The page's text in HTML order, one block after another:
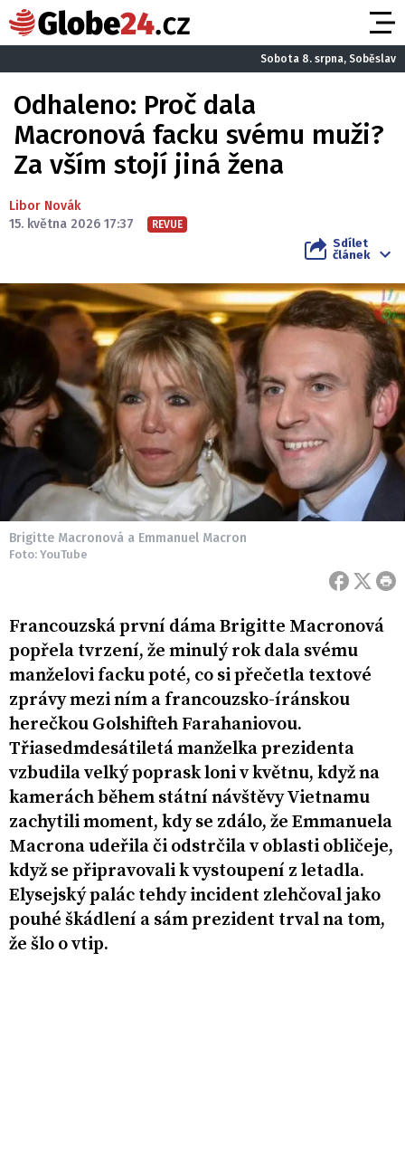
Sobota 8. srpna, Soběslav
Odhaleno: Proč dala
Macronová facku svému muži?
Za vším stojí jiná žena
Libor Novák
15. května 2026 17:37
REVUE
Sdílet
článek
Brigitte Macronová a Emmanuel Macron
Foto: YouTube
Francouzská první dáma Brigitte Macronová
popřela tvrzení, že minulý rok dala svému
manželovi facku poté, co si přečetla textové
zprávy mezi ním a francouzsko-íránskou
herečkou Golshifteh Farahaniovou.
Třiasedmdesátiletá manželka prezidenta
vzbudila velký poprask loni v květnu, když na
kamerách během státní návštěvy Vietnamu
zachytili moment, kdy se zdálo, že Emmanuela
Macrona udeřila či odstrčila v oblasti obličeje,
když se připravovali k vystoupení z letadla.
Elysejský palác tehdy incident zlehčoval jako
pouhé škádlení a sám prezident trval na tom,
že šlo o vtip.